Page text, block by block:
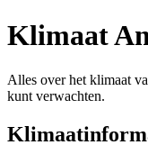
Klimaat
Alles over het klimaat
kunt verwachten.